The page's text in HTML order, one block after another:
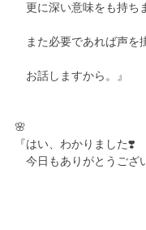
更に深い意味をも持ち
また必要であれば声を
お話しますから。』
🌸
『はい、わかりました❣️
今日もありがとうござ